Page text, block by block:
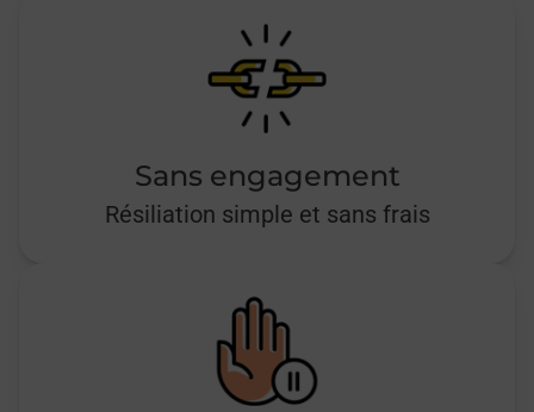
Sans engagement
Résiliation simple et sans frais